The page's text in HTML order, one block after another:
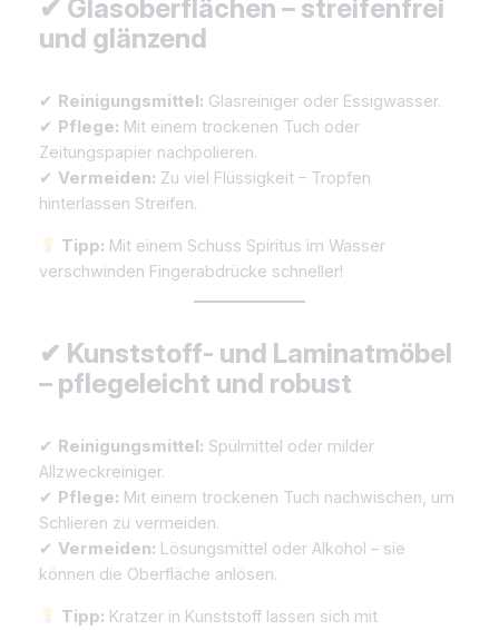
✔ Glasoberflächen – streifenfrei
und glänzend
✔ Reinigungsmittel: Glasreiniger oder Essigwasser.
✔ Pflege: Mit einem trockenen Tuch oder
Zeitungspapier nachpolieren.
✔ Vermeiden: Zu viel Flüssigkeit – Tropfen
hinterlassen Streifen.
Tipp: Mit einem Schuss Spiritus im Wasser
verschwinden Fingerabdrücke schneller!
✔ Kunststoff- und Laminatmöbel
– pflegeleicht und robust
✔ Reinigungsmittel: Spülmittel oder milder
Allzweckreiniger.
✔ Pflege: Mit einem trockenen Tuch nachwischen, um
Schlieren zu vermeiden.
✔ Vermeiden: Lösungsmittel oder Alkohol – sie
können die Oberfläche anlösen.
Tipp: Kratzer in Kunststoff lassen sich mit